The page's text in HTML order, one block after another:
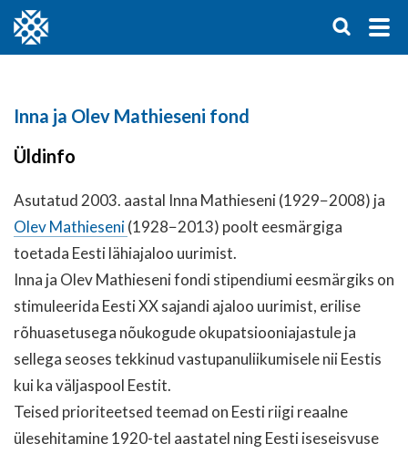
Inna ja Olev Mathieseni fond
Üldinfo
Asutatud 2003. aastal Inna Mathieseni (1929−2008) ja
Olev Mathieseni(1928−2013) poolt eesmärgiga
toetada Eesti lähiajaloo uurimist.
Inna ja Olev Mathieseni fondi stipendiumi eesmärgiks on
stimuleerida Eesti XX sajandi ajaloo uurimist, erilise
rõhuasetusega nõukogude okupatsiooniajastule ja
sellega seoses tekkinud vastupanuliikumisele nii Eestis
kui ka väljaspool Eestit.
Teised prioriteetsed teemad on Eesti riigi reaalne
ülesehitamine 1920-tel aastatel ning Eesti iseseisvuse